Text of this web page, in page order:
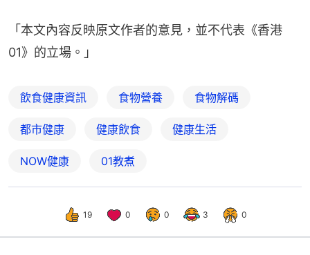
「本文內容反映原文作者的意見，並不代表《香港
01》的立場。」
飲食健康資訊 食物營養 食物解碼
都市健康 健康飲食 健康生活
NOW健康 01教煮
19 0 0 3 0